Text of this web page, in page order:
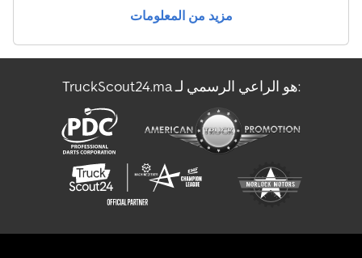
مزيد من المعلومات
TruckScout24.ma هو الراعي الرسمي لـ: